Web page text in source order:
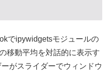
でipywidgetsモジュールの
移動平均を対話的に表示す
がスライダーでウィンドウ